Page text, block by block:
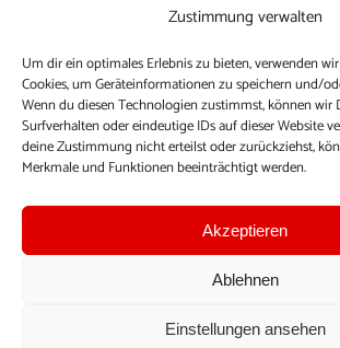
Zustimmung verwalten
Um dir ein optimales Erlebnis zu bieten, verwenden
Cookies, um Geräteinformationen zu speichern und/
Wenn du diesen Technologien zustimmst, können wir
Surfverhalten oder eindeutige IDs auf dieser Website
deine Zustimmung nicht erteilst oder zurückziehst,
Merkmale und Funktionen beeinträchtigt werden.
Akzeptieren
Ablehnen
Einstellungen ansehen
Mach mit bei youpod.de!
youpod.de lebt von Menschen wie dir. Sammel
journalistische Erfahrung, teile deine
veröffentliche deine Beiträge auf youpod.de.
dich anmelden, um alle Funktionen nutzen zu
Profil anzulegen, eigene Beiträge hochzuladen und
Einloggen